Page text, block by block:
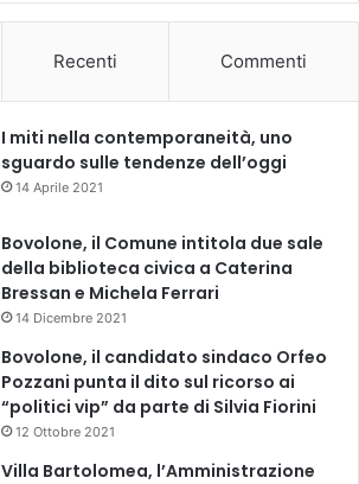
Recenti Commenti
I miti nella contemporaneità, uno
sguardo sulle tendenze dell’oggi
14 Aprile 2021
Bovolone, il Comune intitola due sale
della biblioteca civica a Caterina
Bressan e Michela Ferrari
14 Dicembre 2021
Bovolone, il candidato sindaco Orfeo
Pozzani punta il dito sul ricorso ai
“politici vip” da parte di Silvia Fiorini
12 Ottobre 2021
Villa Bartolomea, l’Amministrazione